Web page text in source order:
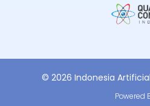
© 2026 Indonesia
Powered